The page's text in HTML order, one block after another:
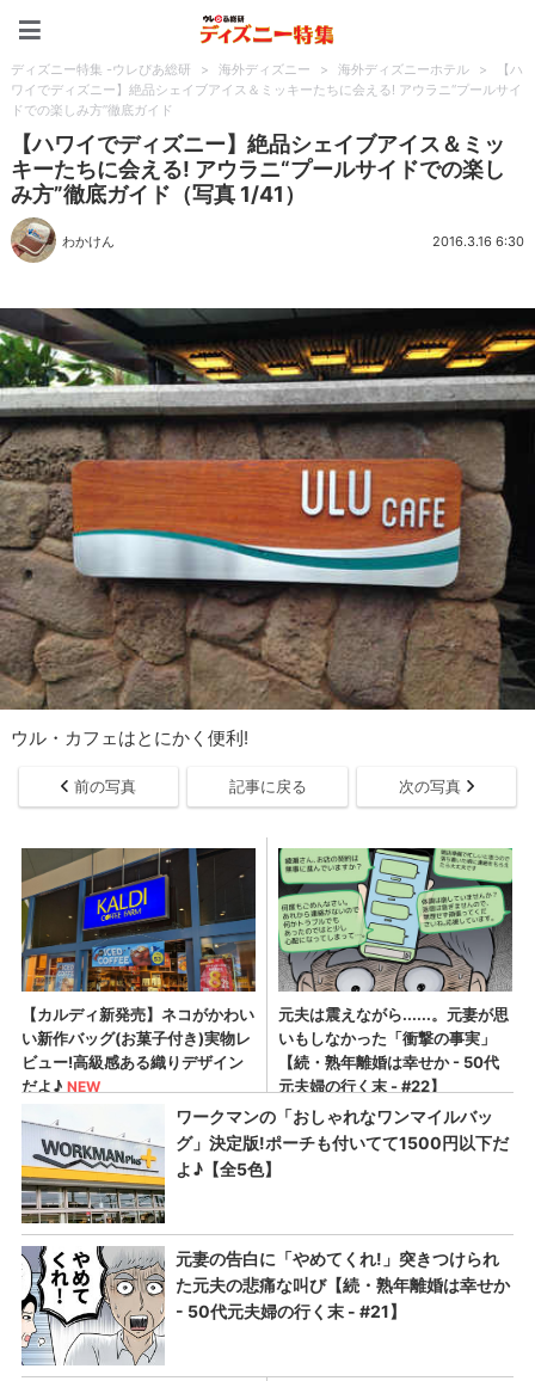
ディズニー特集 -ウレぴあ総研 > 海外ディズニー > 海外ディズニーホテル >
【ハ
ワイでディズニー】絶品シェイブアイス＆ミッキーたちに会える! アウラニ“プールサイ
ドでの楽しみ方”徹底ガイド
【ハワイでディズニー】絶品シェイブアイス＆ミッ
キーたちに会える! アウラニ“プールサイドでの楽し
み方”徹底ガイド（写真 1/41）
わかけん 2016.3.16 6:30
ウル・カフェはとにかく便利!
前の写真 記事に戻る 次の写真